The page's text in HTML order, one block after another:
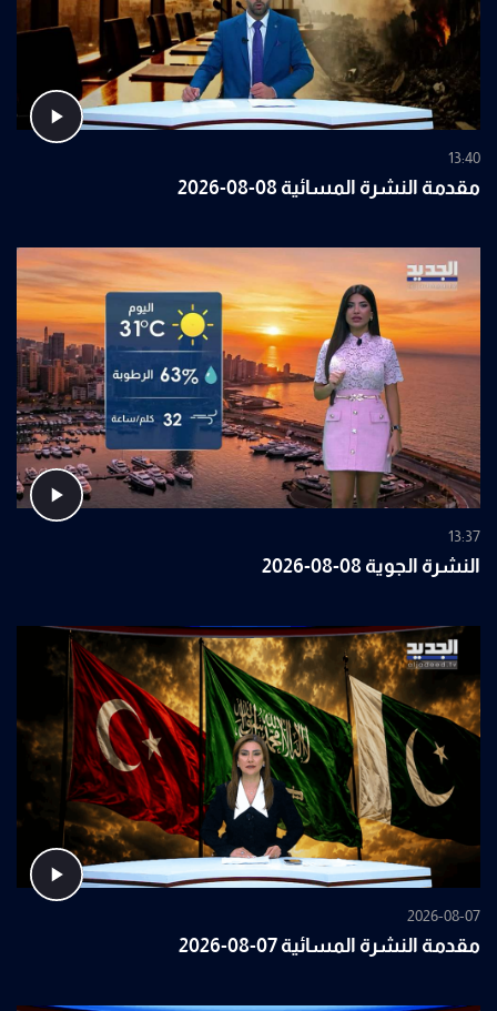
13:40
مقدمة النشرة المسائية 08-08-2026
13:37
النشرة الجوية 08-08-2026
2026-08-07
مقدمة النشرة المسائية 07-08-2026